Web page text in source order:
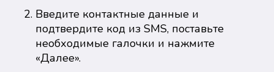
Введите контактные данные и
подтвердите код из SMS, поставьте
необходимые галочки и нажмите
«Далее».